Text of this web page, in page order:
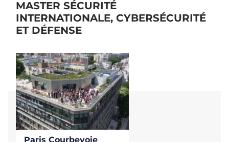
MASTER SÉCURITÉ
INTERNATIONALE, CYBERSÉCURITÉ
ET DÉFENSE
Paris Courbevoie